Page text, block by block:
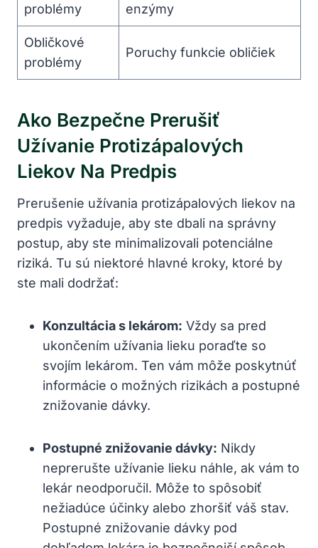
problémy
enzýmy
Obličkové
problémy
Poruchy funkcie obličiek
Ako Bezpečne Prerušiť
Užívanie Protizápalových
Liekov Na Predpis
Prerušenie užívania protizápalových liekov na
predpis vyžaduje, aby ste dbali na správny
postup, aby ste minimalizovali potenciálne
riziká. Tu sú niektoré hlavné kroky, ktoré by
ste mali dodržať:
Konzultácia s lekárom: Vždy sa pred
ukončením užívania lieku poraďte so
svojím lekárom. Ten vám môže poskytnúť
informácie o možných rizikách a postupné
znižovanie dávky.
Postupné znižovanie dávky: Nikdy
neprerušte užívanie lieku náhle, ak vám to
lekár neodporučil. Môže to spôsobiť
nežiadúce účinky alebo zhoršiť váš stav.
Postupné znižovanie dávky pod